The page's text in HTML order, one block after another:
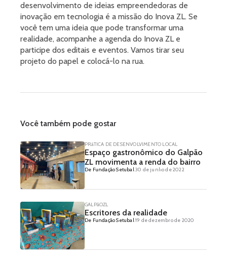
desenvolvimento de ideias empreendedoras de
inovação em tecnologia é a missão do Inova ZL. Se
você tem uma ideia que pode transformar uma
realidade, acompanhe a agenda do Inova ZL e
participe dos editais e eventos. Vamos tirar seu
projeto do papel e colocá-lo na rua.
Você também pode gostar
PRáTICA DE DESENVOLVIMENTO LOCAL
Espaço gastronômico do Galpão
ZL movimenta a renda do bairro
De Fundação Setubal30 de junho de 2022
GALPãOZL
Escritores da realidade
De Fundação Setubal19 de dezembro de 2020